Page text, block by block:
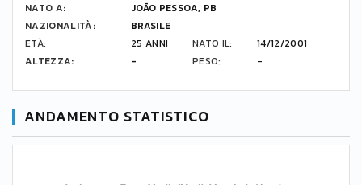
NATO A:
JOÃO PESSOA, PB
NAZIONALITÀ:
BRASILE
ETÀ:
25 ANNI NATO IL:
14/12/2001
ALTEZZA:
- PESO: -
ANDAMENTO STATISTICO